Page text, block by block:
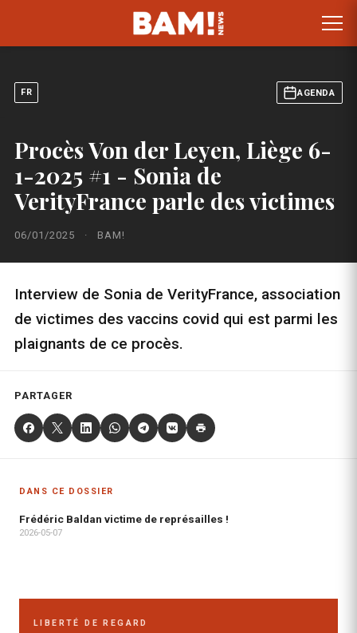
FR AGENDA
Procès Von der Leyen, Liège 6-
1-2025 #1 - Sonia de
VerityFrance parle des victimes
06/01/2025 · BAM!
Interview de Sonia de VerityFrance, association
de victimes des vaccins covid qui est parmi les
plaignants de ce procès.
PARTAGER
DANS CE DOSSIER
Frédéric Baldan victime de représailles !
2026-05-07
LIBERTÉ DE REGARD